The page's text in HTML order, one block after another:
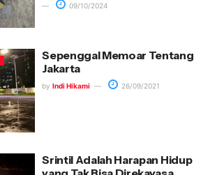
09/10/2024
Sepenggal Memoar Tentang
Jakarta
by Indi Hikami 26/09/2021
Srintil Adalah Harapan Hidup